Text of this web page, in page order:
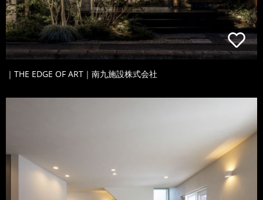
｜THE EDGE OF ART｜南九施設株式会社